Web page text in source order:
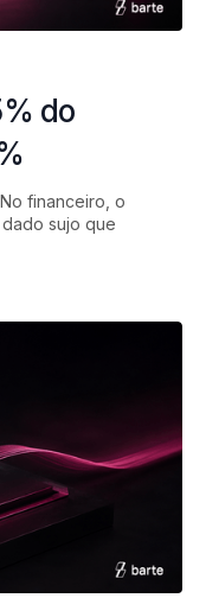
do
financeiro, o
sujo que